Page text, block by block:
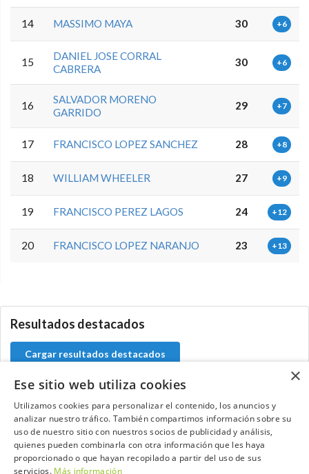
14 MASSIMO MAYA 30 +6
15
DANIEL JOSE CORRAL
CABRERA
30 +6
16
SALVADOR MORENO
GARRIDO
29 +7
17 FRANCISCO LOPEZ SANCHEZ 28 +8
18 WILLIAM WHEELER 27 +9
19 FRANCISCO PEREZ LAGOS 24 +12
20 FRANCISCO LOPEZ NARANJO 23 +13
Resultados destacados
Cargar resultados destacados
Contacta con el equipo de NextCaddy
Opina Contacta
×
Ese sitio web utiliza cookies
Utilizamos cookies para personalizar el contenido, los anuncios y
analizar nuestro tráfico. También compartimos información sobre su
uso de nuestro sitio con nuestros socios de publicidad y análisis,
quienes pueden combinarla con otra información que les haya
proporcionado o que hayan recopilado a partir del uso de sus
servicios. Más información